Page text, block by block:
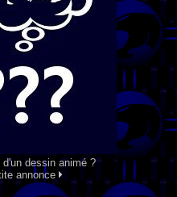
dessin animé ?
annonce